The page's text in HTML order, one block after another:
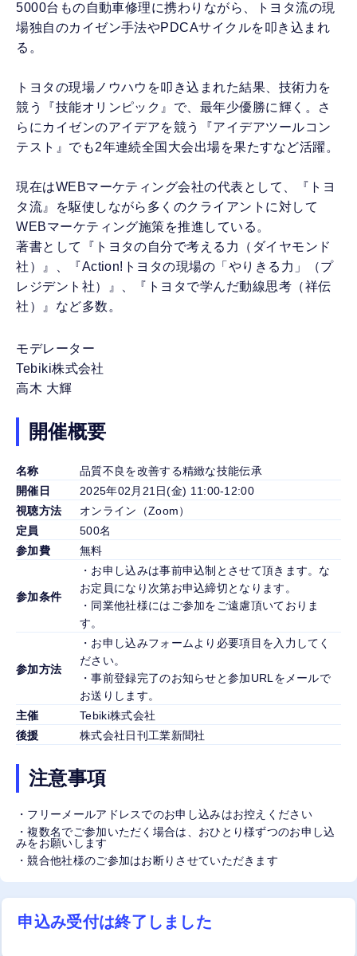
5000台もの自動車修理に携わりながら、トヨタ流の現
場独自のカイゼン手法やPDCAサイクルを叩き込まれ
る。
トヨタの現場ノウハウを叩き込まれた結果、技術力を
競う『技能オリンピック』で、最年少優勝に輝く。さ
らにカイゼンのアイデアを競う『アイデアツールコン
テスト』でも2年連続全国大会出場を果たすなど活躍。
現在はWEBマーケティング会社の代表として、『トヨ
タ流』を駆使しながら多くのクライアントに対して
WEBマーケティング施策を推進している。
著書として『トヨタの自分で考える力（ダイヤモンド
社）』、『Action!トヨタの現場の「やりきる力」（プ
レジデント社）』、『トヨタで学んだ動線思考（祥伝
社）』など多数。
モデレーター
Tebiki株式会社
高木 大輝
開催概要
名称
品質不良を改善する精緻な技能伝承
開催日
2025年02月21日(金) 11:00-12:00
視聴方法
オンライン（Zoom）
定員
500名
参加費
無料
参加条件
・お申し込みは事前申込制とさせて頂きます。な
お定員になり次第お申込締切となります。
・同業他社様にはご参加をご遠慮頂いておりま
す。
参加方法
・お申し込みフォームより必要項目を入力してく
ださい。
・事前登録完了のお知らせと参加URLをメールで
お送りします。
主催
Tebiki株式会社
後援
株式会社日刊工業新聞社
注意事項
・フリーメールアドレスでのお申し込みはお控えください
・複数名でご参加いただく場合は、おひとり様ずつのお申し込
みをお願いします
・競合他社様のご参加はお断りさせていただきます
申込み受付は終了しました